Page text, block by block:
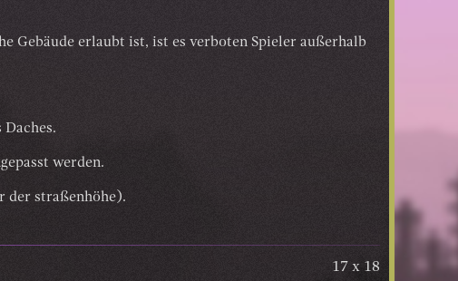
Gebäude erlaubt ist, ist es verboten Spieler außerhalb
werden.
der straßenhöhe).
17 x 18